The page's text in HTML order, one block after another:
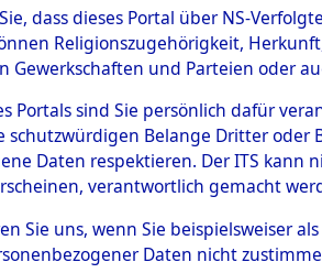
Dead -
dass dieses Portal über NS-
Religionszugehörigkeit,
Gewerkschaften und Parteien oder
Portals sind Sie persönlich dafür
schutzwürdigen Belange Dritter
Daten respektieren. Der ITS
verantwortlich gemacht
Sie uns, wenn Sie beispielsweiser
Daten nicht